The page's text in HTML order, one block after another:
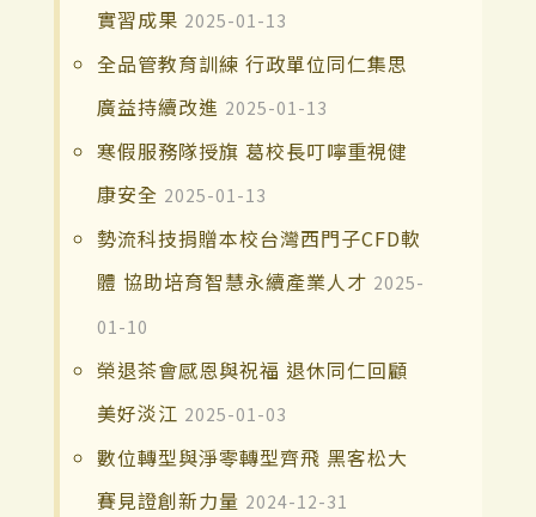
實習成果 2025-01-13
全品管教育訓練 行政單位同仁集思
廣益持續改進 2025-01-13
寒假服務隊授旗 葛校長叮嚀重視健
康安全 2025-01-13
勢流科技捐贈本校台灣西門子CFD軟
體 協助培育智慧永續產業人才 2025-
01-10
榮退茶會感恩與祝福 退休同仁回顧
美好淡江 2025-01-03
數位轉型與淨零轉型齊飛 黑客松大
賽見證創新力量 2024-12-31